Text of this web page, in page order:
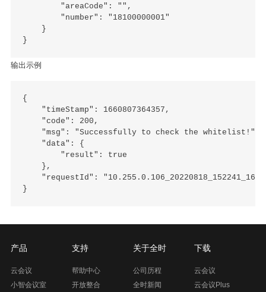
        "areaCode": "",
        "number": "18100000001"
    }
输出示例
{
    "timeStamp": 1660807364357,
    "code": 200,
    "msg": "Successfully to check the whitelist!",
    "data": {
        "result": true
    },
"requestId":
产品
云会议
小智会议室
支持
帮助中心
开放整合
关于全时
公司历程
全时新闻
下载
云会议
云会议Plus